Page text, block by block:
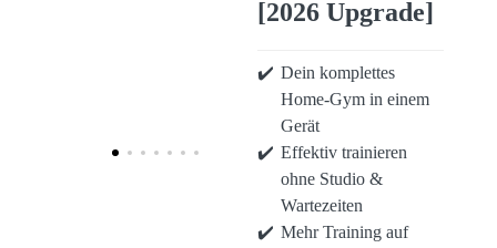
[2026 Upgrade]
Dein komplettes
Home-Gym in einem
Gerät
Effektiv trainieren
ohne Studio &
Wartezeiten
Mehr Training auf